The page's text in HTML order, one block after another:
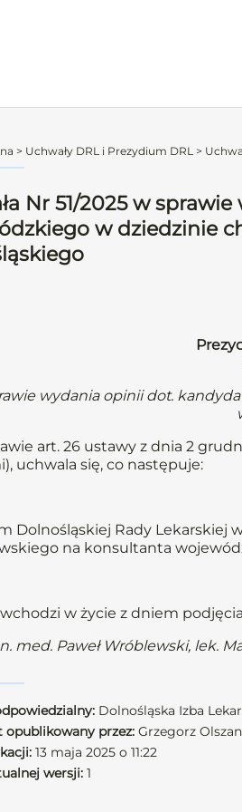
> Uchwały DRL i Prezydium DRL >
Nr 51/2025 w
w dziedzinie
wydania opinii dot.
art. 26 ustawy z dnia 2
uchwala się, co następuje:
Dolnośląskiej Rady Lekarskiej
na konsultanta
wchodzi w życie z dniem
med. Paweł Wróblewski, lek.
Dolnośląska Izba
opublikowany przez: Grzegorz
13 maja 2025 o 11:22
wersji: 1